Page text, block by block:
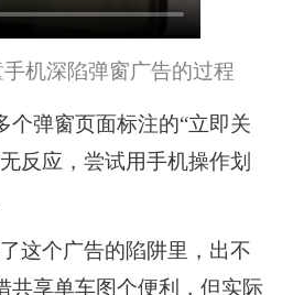
机深陷弹窗广告的过程
弹窗页面标注的“立即关
反应，尝试用手机操作划
个广告的陷阱里，出不
共享单车图个便利，但实际